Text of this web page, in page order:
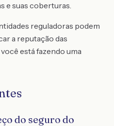
e suas coberturas.
reguladoras podem
a reputação das
está fazendo uma
do seguro do